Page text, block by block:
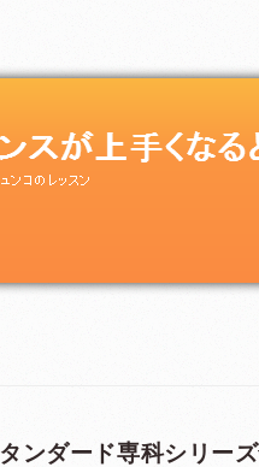
タンダード専科シリ